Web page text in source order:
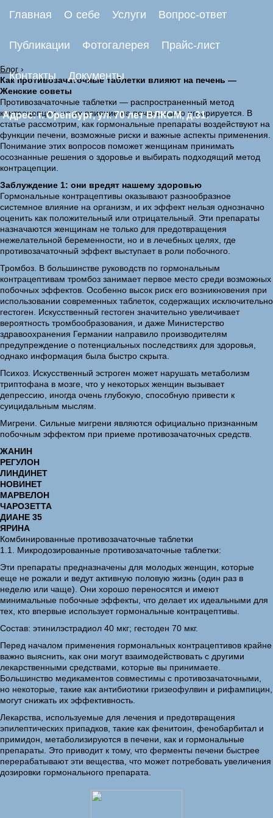
Главная О себе Услуги Вопрос-ответ
Публикации Фотогалерея Прайс-лист
Контакты Документы
Адрес: г. Оренбург, ул. 70 лет ВЛКСМ, д.31.
Блог ›
Как противозачаточные таблетки влияют на печень —
Женские советы
Противозачаточные таблетки — распространенный метод
контрацепции, но их влияние на печень часто игнорируется. В
статье рассмотрим, как гормональные препараты воздействуют на
функции печени, возможные риски и важные аспекты применения.
Понимание этих вопросов поможет женщинам принимать
осознанные решения о здоровье и выбирать подходящий метод
контрацепции.
Заблуждение 1: они вредят нашему здоровью
Гормональные контрацептивы оказывают разнообразное
системное влияние на организм, и их эффект нельзя однозначно
оценить как положительный или отрицательный. Эти препараты
назначаются женщинам не только для предотвращения
нежелательной беременности, но и в лечебных целях, где
противозачаточный эффект выступает в роли побочного.
Тромбоз. В большинстве руководств по гормональным
контрацептивам тромбоз занимает первое место среди возможных
побочных эффектов. Особенно высок риск его возникновения при
использовании современных таблеток, содержащих исключительно
гестоген. Искусственный гестоген значительно увеличивает
вероятность тромбообразования, и даже Министерство
здравоохранения Германии направило производителям
предупреждение о потенциальных последствиях для здоровья,
однако информация была быстро скрыта.
Психоз. Искусственный эстроген может нарушать метаболизм
триптофана в мозге, что у некоторых женщин вызывает
депрессию, иногда очень глубокую, способную привести к
суицидальным мыслям.
Мигрени. Сильные мигрени являются официально признанным
побочным эффектом при приеме противозачаточных средств.
ЖАНИН
РЕГУЛОН
ЛИНДИНЕТ
НОВИНЕТ
МАРВЕЛОН
ЧАРОЗЕТТА
ДИАНЕ 35
ЯРИНА
Комбинированные противозачаточные таблетки
1.1. Микродозированные противозачаточные таблетки:
Эти препараты предназначены для молодых женщин, которые
еще не рожали и ведут активную половую жизнь (один раз в
неделю или чаще). Они хорошо переносятся и имеют
минимальные побочные эффекты, что делает их идеальными для
тех, кто впервые использует гормональные контрацептивы.
Состав: этинилэстрадиол 40 мкг; гестоден 70 мкг.
Перед началом применения гормональных контрацептивов крайне
важно выяснить, как они могут взаимодействовать с другими
лекарственными средствами, которые вы принимаете.
Большинство медикаментов совместимы с противозачаточными,
но некоторые, такие как антибиотики гризеофулвин и рифампицин,
могут снижать их эффективность.
Лекарства, используемые для лечения и предотвращения
эпилептических припадков, такие как фенитоин, фенобарбитал и
примидон, метаболизируются в печени, как и гормональные
препараты. Это приводит к тому, что ферменты печени быстрее
перерабатывают эти вещества, что может потребовать увеличения
дозировки гормонального препарата.